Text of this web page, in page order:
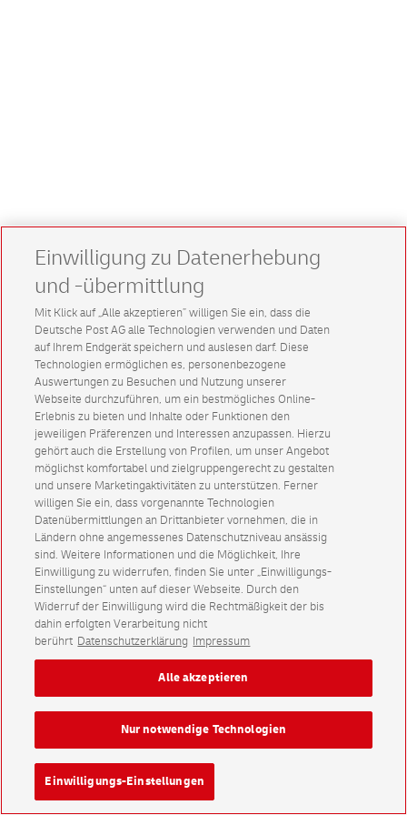
Einwilligung zu Datenerhebung
und -übermittlung
Mit Klick auf „Alle akzeptieren” willigen Sie ein, dass die
Deutsche Post AG alle Technologien verwenden und Daten
auf Ihrem Endgerät speichern und auslesen darf. Diese
Technologien ermöglichen es, personenbezogene
Auswertungen zu Besuchen und Nutzung unserer
Webseite durchzuführen, um ein bestmögliches Online-
Erlebnis zu bieten und Inhalte oder Funktionen den
jeweiligen Präferenzen und Interessen anzupassen. Hierzu
gehört auch die Erstellung von Profilen, um unser Angebot
möglichst komfortabel und zielgruppengerecht zu gestalten
und unsere Marketingaktivitäten zu unterstützen. Ferner
willigen Sie ein, dass vorgenannte Technologien
Datenübermittlungen an Drittanbieter vornehmen, die in
Ländern ohne angemessenes Datenschutzniveau ansässig
sind. Weitere Informationen und die Möglichkeit, Ihre
Einwilligung zu widerrufen, finden Sie unter „Einwilligungs-
Einstellungen“ unten auf dieser Webseite. Durch den
Widerruf der Einwilligung wird die Rechtmäßigkeit der bis
dahin erfolgten Verarbeitung nicht
berührt Datenschutzerklärung Impressum
Einwilligungs-Einstellungen
Nur notwendige Technologien
Alle akzeptieren